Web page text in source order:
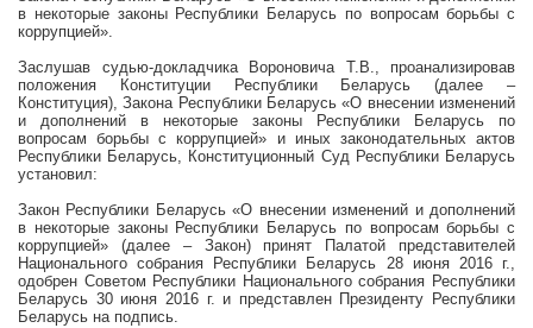
в некоторые законы Республики Беларусь по вопросам борьбы с
коррупцией».
Заслушав судью-докладчика Вороновича Т.В., проанализировав
положения Конституции Республики Беларусь (далее –
Конституция), Закона Республики Беларусь «О внесении изменений
и дополнений в некоторые законы Республики Беларусь по
вопросам борьбы с коррупцией» и иных законодательных актов
Республики Беларусь, Конституционный Суд Республики Беларусь
установил:
Закон Республики Беларусь «О внесении изменений и дополнений
в некоторые законы Республики Беларусь по вопросам борьбы с
коррупцией» (далее – Закон) принят Палатой представителей
Национального собрания Республики Беларусь 28 июня 2016 г.,
одобрен Советом Республики Национального собрания Республики
Беларусь 30 июня 2016 г. и представлен Президенту Республики
Беларусь на подпись.